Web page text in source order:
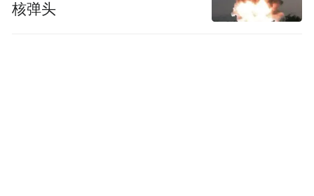
核弹头